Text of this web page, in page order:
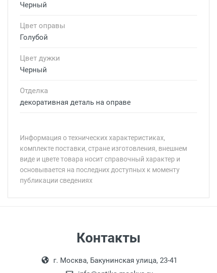
Черный
Цвет оправы
Голубой
Цвет дужки
Черный
Отделка
декоративная деталь на оправе
Информация о технических характеристиках,
комплекте поставки, стране изготовления, внешнем
виде и цвете товара носит справочный характер и
основывается на последних доступных к моменту
публикации сведениях
18:00, по субботам с 11:00 до 15:00, в
Контакты
г. Москва, Бакунинская улица, 23-41